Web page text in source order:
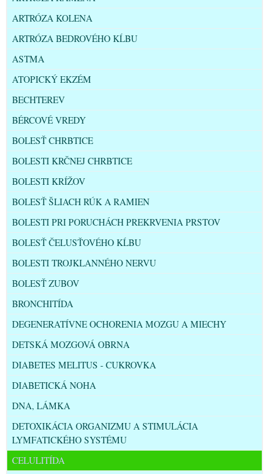
ARTRÓZA KOLENA
ARTRÓZA BEDROVÉHO KĹBU
ASTMA
ATOPICKÝ EKZÉM
BECHTEREV
BÉRCOVÉ VREDY
BOLESŤ CHRBTICE
BOLESTI KRČNEJ CHRBTICE
BOLESTI KRÍŽOV
BOLESŤ ŠLIACH RÚK A RAMIEN
BOLESTI PRI PORUCHÁCH PREKRVENIA PRSTOV
BOLESŤ ČELUSŤOVÉHO KĹBU
BOLESTI TROJKLANNÉHO NERVU
BOLESŤ ZUBOV
BRONCHITÍDA
DEGENERATÍVNE OCHORENIA MOZGU A MIECHY
DETSKÁ MOZGOVÁ OBRNA
DIABETES MELITUS - CUKROVKA
DIABETICKÁ NOHA
DNA, LÁMKA
DETOXIKÁCIA ORGANIZMU A STIMULÁCIA
LYMFATICKÉHO SYSTÉMU
CELULITÍDA